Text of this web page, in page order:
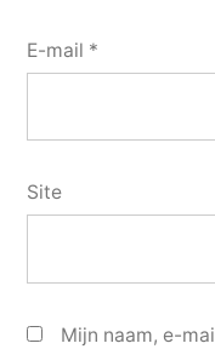
E-mail *
Site
Mijn naam, e-